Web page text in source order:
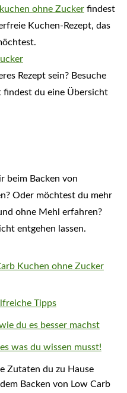
ohne Zuckerfindest
Kuchen-Rezept, das
Rezept sein? Besuche
findest du eine Übersicht
beim Backen von
Oder möchtest du mehr
ohne Mehl erfahren?
entgehen lassen.
Kuchen ohne Zucker
Tipps
du es besser machst
was du wissen musst!
Zutaten du zu Hause
Backen von Low Carb